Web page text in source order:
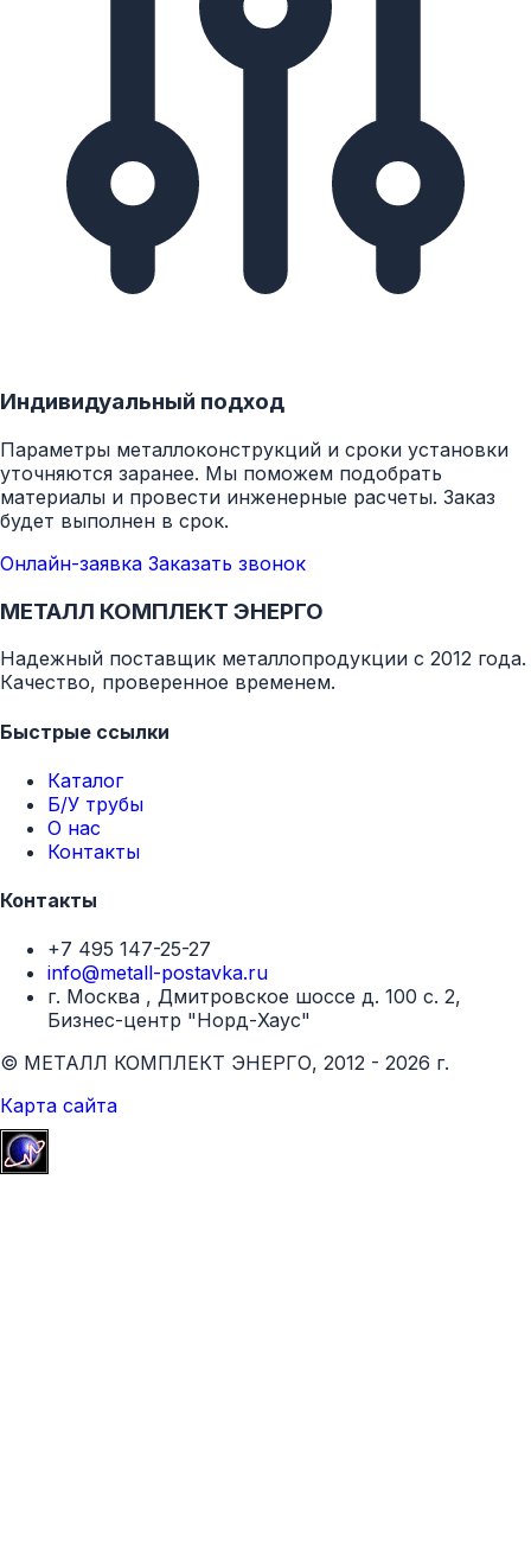
Индивидуальный подход
Параметры металлоконструкций и сроки установки
уточняются заранее. Мы поможем подобрать
материалы и провести инженерные расчеты. Заказ
будет выполнен в срок.
Онлайн-заявка Заказать звонок
МЕТАЛЛ КОМПЛЕКТ ЭНЕРГО
Надежный поставщик металлопродукции с 2012 года.
Качество, проверенное временем.
Быстрые ссылки
Каталог
Б/У трубы
О нас
Контакты
Контакты
+7 495 147-25-27
info@metall-postavka.ru
г. Москва , Дмитровское шоссе д. 100 с. 2,
Бизнес-центр "Норд-Хаус"
© МЕТАЛЛ КОМПЛЕКТ ЭНЕРГО, 2012 - 2026 г.
Карта сайта